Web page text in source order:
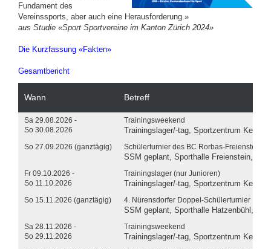
Fundament des
Vereinssports, aber auch eine Herausforderung.»
aus Studie «Sport Sportvereine im Kanton Zürich 2024»
Die Kurzfassung «Fakten»
Gesamtbericht
Wann Betreff
Sa 29.08.2026 -
So 30.08.2026
Trainingsweekend
Trainingslager/-tag, Sportzentrum
So 27.09.2026 (ganztägig) Schülerturnier des BC Rorbas-Freienstein
SSM geplant, Sporthalle Freienstein,
Fr 09.10.2026 -
So 11.10.2026
Trainingslager (nur Junioren)
Trainingslager/-tag, Sportzentrum
So 15.11.2026 (ganztägig) 4. Nürensdorfer Doppel-Schülerturnier
SSM geplant, Sporthalle Hatzenbühl,
Sa 28.11.2026 -
So 29.11.2026
Trainingsweekend
Trainingslager/-tag, Sportzentrum